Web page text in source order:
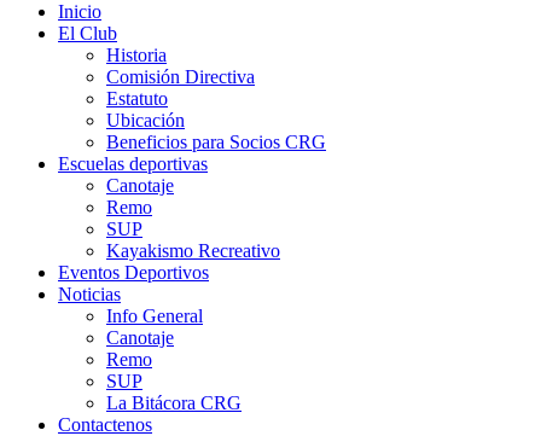
Inicio
El Club
Historia
Comisión Directiva
Estatuto
Ubicación
Beneficios para Socios CRG
Escuelas deportivas
Canotaje
Remo
SUP
Kayakismo Recreativo
Eventos Deportivos
Noticias
Info General
Canotaje
Remo
SUP
La Bitácora CRG
Contactenos